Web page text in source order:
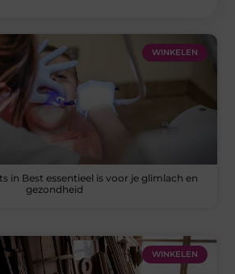
WINKELEN
in Best essentieel is voor je glimlach en
gezondheid
WINKELEN